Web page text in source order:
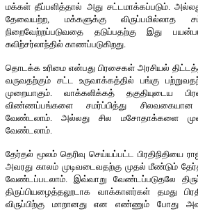
மக்கள் தீப்பளித்தால் அது சட்டமாக்கப்படும்.
தேவையற்ற, மக்களுக்கு
நிறைவேற்றப்படுவதை தடுப்பதற்கு இது
சுவிற்சர்லாந்தில் காணப்படுகிறது.
தொடக்க உரிமை என்பது பிரசைகள் அரசியல்
வருவதற்கும் சட்ட உருவாக்கத்தில் பங்கு
முறையாகும். வாக்களிக்கத் தகுதியுடைய
விண்ணப்பங்களை சமர்ப்பித்து
வேண்டலாம். அல்லது சில மசோதாக்களை
வேண்டலாம்.
தேர்தல் மூலம் தெரிவு செய்யப்பட்ட பிரதிநிதியை
அவரது காலம் முடிவடைவதற்கு முதல் மீண்டும்
வேண்டப்படலாம். இவ்வாறு வேண்டப்படுதலே
திருப்பியழைத்தலூடாக வாக்காளர்கள் தமது
விருப்பிற்கு மாறானது என எண்ணும் போது